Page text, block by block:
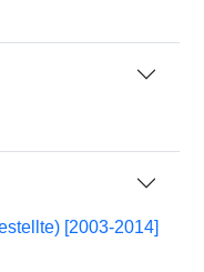
[2003-2014]